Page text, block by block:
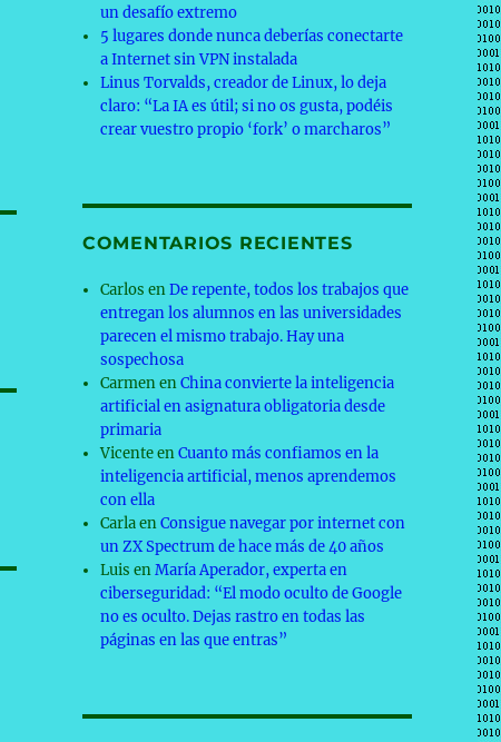
un desafío extremo
5 lugares donde nunca deberías conectarte
a Internet sin VPN instalada
Linus Torvalds, creador de Linux, lo deja
claro: “La IA es útil; si no os gusta, podéis
crear vuestro propio ‘fork’ o marcharos”
COMENTARIOS RECIENTES
Carlos enDe repente, todos los trabajos que
entregan los alumnos en las universidades
parecen el mismo trabajo. Hay una
sospechosa
CarmenenChina convierte la inteligencia
artificial en asignatura obligatoria desde
primaria
VicenteenCuanto más confiamos en la
inteligencia artificial, menos aprendemos
con ella
CarlaenConsigue navegar por internet con
un ZX Spectrum de hace más de 40 años
Luis enMaría Aperador, experta en
ciberseguridad: “El modo oculto de Google
no es oculto. Dejas rastro en todas las
páginas en las que entras”